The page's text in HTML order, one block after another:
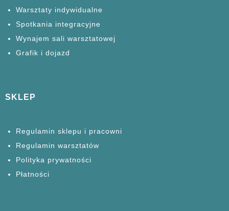
Warsztaty indywidualne
Spotkania integracyjne
Wynajem sali warsztatowej
Grafik i dojazd
SKLEP
Regulamin sklepu i pracowni
Regulamin warsztatów
Polityka prywatności
Płatności